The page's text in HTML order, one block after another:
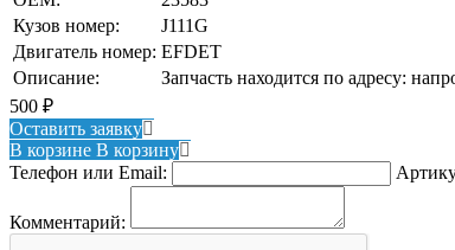
Кузов номер:
J111G
Двигатель номер: EFDET
Описание:
Запчасть находится по адресу:
500 ₽
Оставить заявку
В корзине В корзину
Телефон или Email:
Комментарий: